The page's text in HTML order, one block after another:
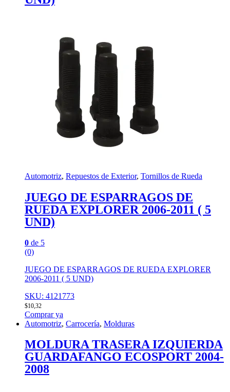
Automotriz, Repuestos de Exterior, Tornillos de Rueda
JUEGO DE ESPARRAGOS DE
RUEDA EXPLORER 2006-2011 ( 5
UND)
0 de 5
(0)
JUEGO DE ESPARRAGOS DE RUEDA EXPLORER
2006-2011 ( 5 UND)
SKU: 4121773
$10,32
Comprar ya
Automotriz, Carrocería, Molduras
MOLDURA TRASERA IZQUIERDA
GUARDAFANGO ECOSPORT 2004-
2008